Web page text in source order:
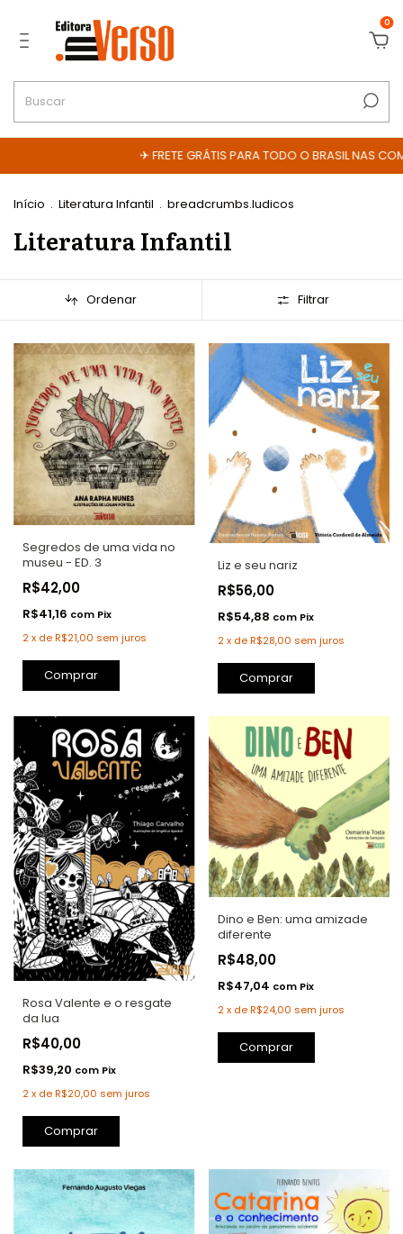
0
✈ FRETE GRÁTIS PARA TODO O BRASIL NAS COMPRAS ACIMA
Início . Literatura Infantil . breadcrumbs.ludicos
Literatura Infantil
Ordenar Filtrar
Segredos de uma vida no
museu - ED. 3
R$42,00
R$41,16 com Pix
2x deR$21,00 sem juros
Comprar
Liz e seu nariz
R$56,00
R$54,88 com Pix
2 x deR$28,00 sem juros
Comprar
Rosa Valente e o resgate
da lua
R$40,00
R$39,20 com Pix
2x deR$20,00 sem juros
Comprar
Dino e Ben: uma amizade
diferente
R$48,00
R$47,04 com Pix
2 x deR$24,00 sem juros
Comprar